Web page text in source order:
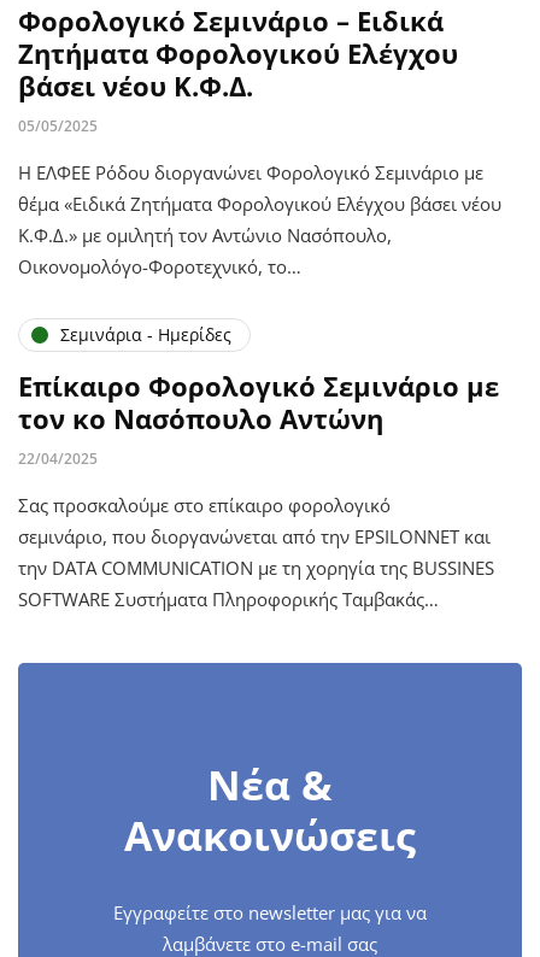
Φορολογικό Σεμινάριο – Ειδικά
Ζητήματα Φορολογικού Ελέγχου
βάσει νέου Κ.Φ.Δ.
05/05/2025
Η ΕΛΦΕΕ Ρόδου διοργανώνει Φορολογικό Σεμινάριο με
θέμα «Ειδικά Ζητήματα Φορολογικού Ελέγχου βάσει νέου
Κ.Φ.Δ.» με ομιλητή τον Αντώνιο Νασόπουλο,
Οικονομολόγο-Φοροτεχνικό, το…
Σεμινάρια - Ημερίδες
Επίκαιρο Φορολογικό Σεμινάριο με
τον κο Νασόπουλο Αντώνη
22/04/2025
Σας προσκαλούμε στο επίκαιρο φορολογικό
σεμινάριο, που διοργανώνεται από την ΕPSILONΝET και
την DATA COMMUNICATION με τη χορηγία της BUSSINES
SOFTWARE Συστήματα Πληροφορικής Ταμβακάς…
Νέα &
Ανακοινώσεις
Εγγραφείτε στο newsletter μας για να
λαμβάνετε στο e-mail σας